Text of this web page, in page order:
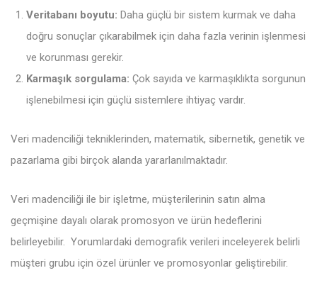
Veritabanı boyutu: Daha güçlü bir sistem kurmak ve daha
doğru sonuçlar çıkarabilmek için daha fazla verinin işlenmesi
ve korunması gerekir.
Karmaşık sorgulama: Çok sayıda ve karmaşıklıkta sorgunun
işlenebilmesi için güçlü sistemlere ihtiyaç vardır.
Veri madenciliği tekniklerinden, matematik, sibernetik, genetik ve
pazarlama gibi birçok alanda yararlanılmaktadır.
Veri madenciliği ile bir işletme, müşterilerinin satın alma
geçmişine dayalı olarak promosyon ve ürün hedeflerini
belirleyebilir. Yorumlardaki demografik verileri inceleyerek belirli
müşteri grubu için özel ürünler ve promosyonlar geliştirebilir.